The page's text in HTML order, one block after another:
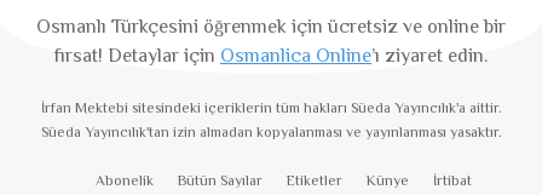
Osmanlı Türkçesini öğrenmek için ücretsiz ve online bir
fırsat! Detaylar için Osmanlica Online’ı ziyaret edin.
İrfan Mektebi sitesindeki içeriklerin tüm hakları Süeda Yayıncılık'a aittir.
Süeda Yayıncılık'tan izin almadan kopyalanması ve yayınlanması yasaktır.
Abonelik Bütün Sayılar Etiketler Künye İrtibat